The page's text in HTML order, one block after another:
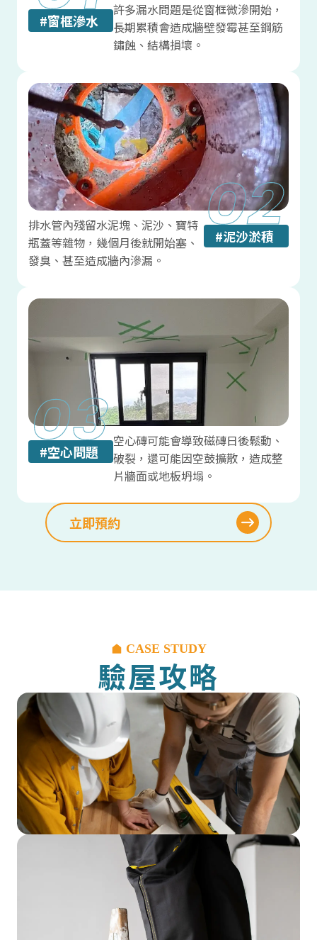
#窗框滲水
許多漏水問題是從窗框微滲開始，
長期累積會造成牆壁發霉甚至鋼筋
鏽蝕、結構損壞。
#泥沙淤積
排水管內殘留水泥塊、泥沙、寶特
瓶蓋等雜物，幾個月後就開始塞、
發臭、甚至造成牆內滲漏。
#空心問題
空心磚可能會導致磁磚日後鬆動、
破裂，還可能因空鼓擴散，造成整
片牆面或地板坍塌。
立即預約
CASE STUDY
驗屋攻略
驗屋流程、注意事項與驗屋清單一次看